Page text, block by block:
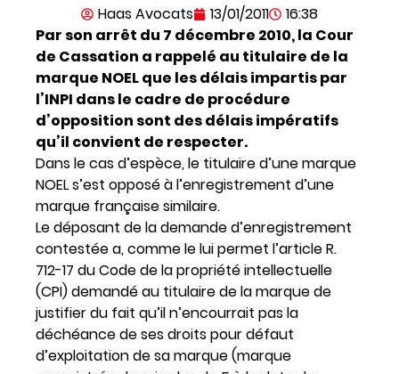
Haas Avocats 13/01/2011
16:38
Par son arrêt du 7 décembre 2010, la Cour
de Cassation a rappelé au titulaire de la
marque NOEL que les délais impartis par
l’INPI dans le cadre de procédure
d’opposition sont des délais impératifs
qu’il convient de respecter.
Dans le cas d’espèce, le titulaire d’une marque
NOEL s’est opposé à l’enregistrement d’une
marque française similaire.
Le déposant de la demande d’enregistrement
contestée a, comme le lui permet l’article R.
712-17 du Code de la propriété intellectuelle
(CPI) demandé au titulaire de la marque de
justifier du fait qu’il n’encourrait pas la
déchéance de ses droits pour défaut
d’exploitation de sa marque (marque